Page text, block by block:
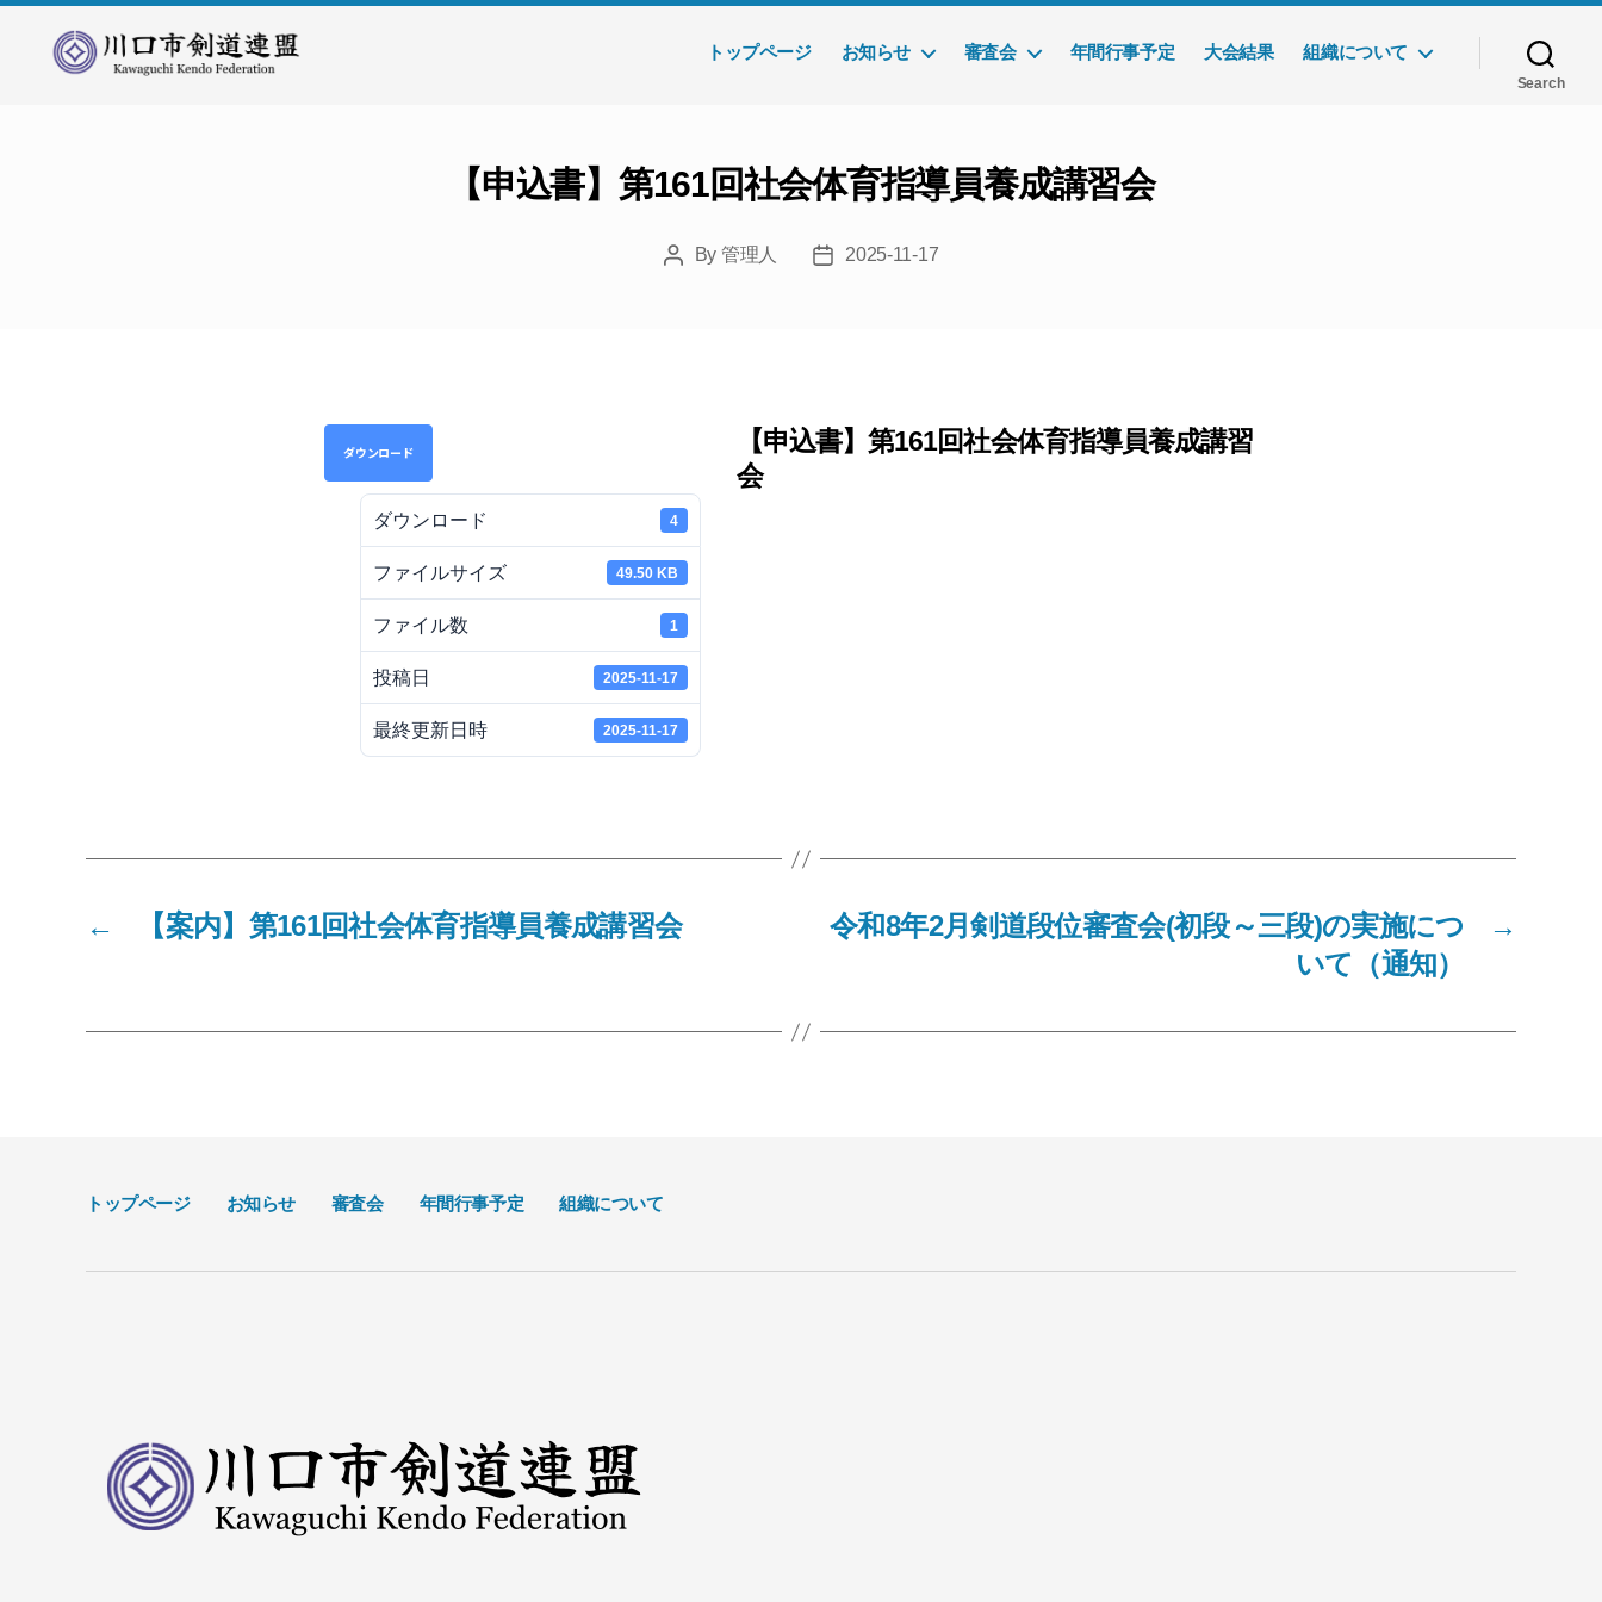
トップページ お知らせ 審査会 年間行事予定 大会結果 組織について
Search
【申込書】第161回社会体育指導員養成講習会
PostBy 管理人
Post2025-11-17
ダウンロード
ダウンロード 4
ファイルサイズ 49.50 KB
ファイル数 1
投稿日 2025-11-17
最終更新日時 2025-11-17
【申込書】第161回社会体育指導員養成講習
会
← 【案内】第161回社会体育指導員養成講習会 →
令和8年2月剣道段位審査会(初段～三段)の実施につ
いて（通知）
トップページ お知らせ 審査会 年間行事予定 組織について